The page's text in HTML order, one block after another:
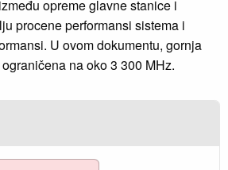
opreme glavne stanice i
procene performansi sistema i
U ovom dokumentu, gornja
na oko 3 300 MHz.